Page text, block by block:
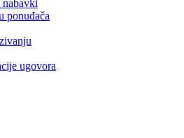
ponuđača
ugovora